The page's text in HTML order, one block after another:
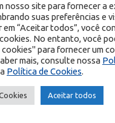
nosso site para fornecer a
suas preferências e
“Aceitar todos”, você
No entanto, você
para fornecer um
mais, consulte nossa
Política de Cookies.
Aceitar todos